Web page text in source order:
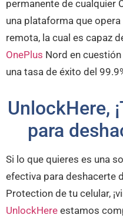
permanente de cualquier
una plataforma que
remota, la cual es capaz
OnePlus Nord en
una tasa de éxito del
UnlockHere,
para
Si lo que quieres es una
efectiva para deshacerte
Protection de tu celular,
UnlockHere estamos